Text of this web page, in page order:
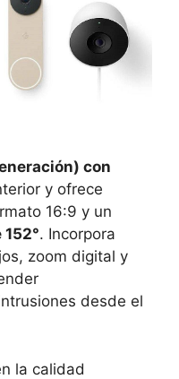
con
y ofrece
16:9 y un
. Incorpora
zoom digital y
desde el
la calidad